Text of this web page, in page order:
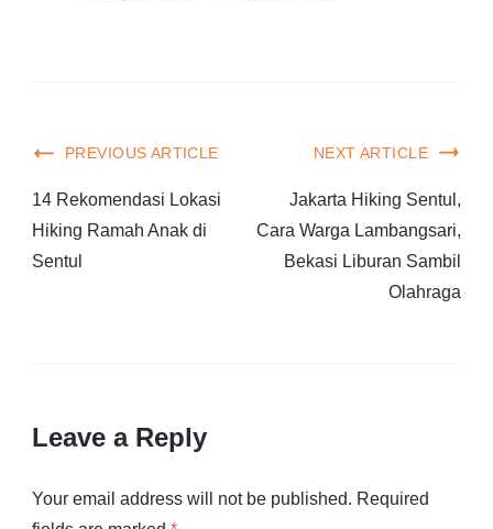
PREVIOUS ARTICLE
14 Rekomendasi Lokasi
Hiking Ramah Anak di
Sentul
NEXT ARTICLE
Jakarta Hiking Sentul,
Cara Warga Lambangsari,
Bekasi Liburan Sambil
Olahraga
Leave a Reply
Your email address will not be published. Required